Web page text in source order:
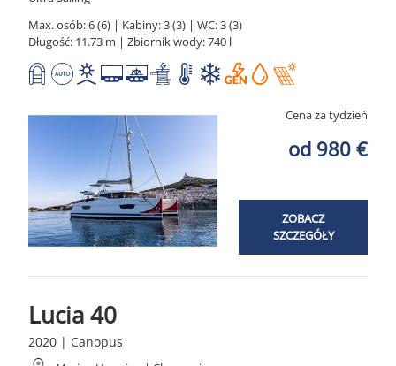
Max. osób: 6 (6) | Kabiny: 3 (3) | WC: 3 (3)
Długość: 11.73 m | Zbiornik wody: 740 l
Cena za tydzień
od 980 €
ZOBACZ
SZCZEGÓŁY
Lucia 40
2020 | Canopus